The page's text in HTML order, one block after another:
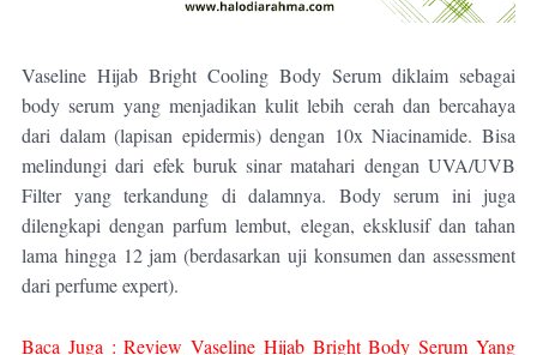
Vaseline Hijab Bright Cooling Body Serum diklaim sebagai
body serum yang menjadikan kulit lebih cerah dan bercahaya
dari dalam (lapisan epidermis) dengan 10x Niacinamide. Bisa
melindungi dari efek buruk sinar matahari dengan UVA/UVB
Filter yang terkandung di dalamnya. Body serum ini juga
dilengkapi dengan parfum lembut, elegan, eksklusif dan tahan
lama hingga 12 jam (berdasarkan uji konsumen dan assessment
dari perfume expert).
Baca Juga : Review Vaseline Hijab Bright Body Serum Yang